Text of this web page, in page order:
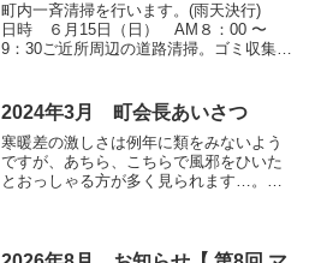
町内一斉清掃を行います。(雨天決行)
日時 ６月15日（日） AM８：00 〜
9：30ご近所周辺の道路清掃。ゴミ収集を
下さい。また、清掃用具の毀損が有りま
したらお取...
2024年3月 町会長あいさつ
寒暖差の激しさは例年に類をみないよう
ですが、あちら、こちらで風邪をひいた
とおっしゃる方が多く見られます…。私
すが、毎日を楽しく生きた...